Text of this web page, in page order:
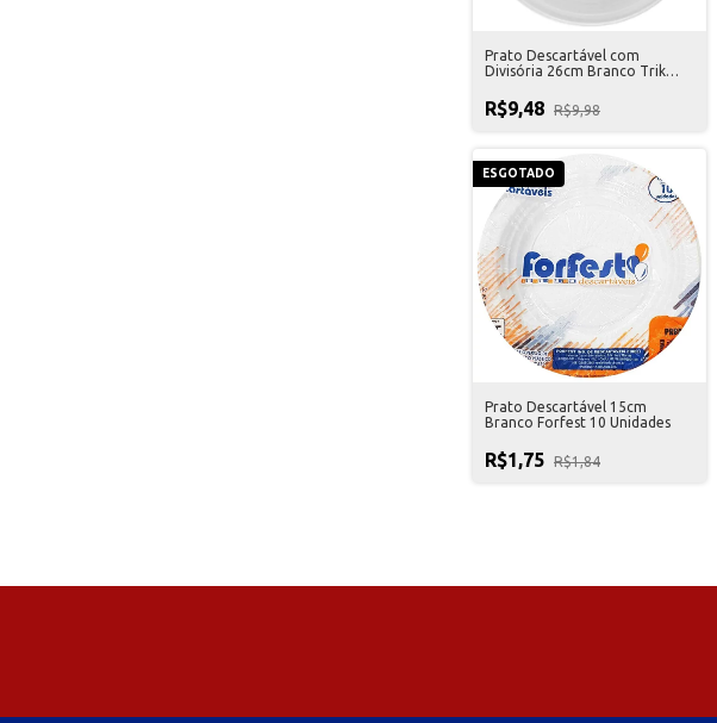
Prato Descartável com
Divisória 26cm Branco Trik
R$9,48 R$9,98
ESGOTADO
Prato Descartável 15cm
Branco Forfest 10 Unidades
R$1,75 R$1,84